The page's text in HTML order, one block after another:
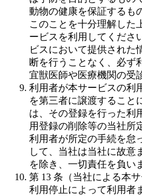
動物の健康を保証するも
このことを十分理解した
ービスを利用してくださ
ビスにおいて提供された
断を行うことなく、必ず
宜獣医師や医療機関の受
利用者が本サービスの利
を第三者に譲渡すること
は、その登録を行った利
用登録の削除等の当社所
利用者が所定の手続を怠
して、当社は当社に故意
を除き、一切責任を負い
第 13 条（当社による本
利用停止によって利用者